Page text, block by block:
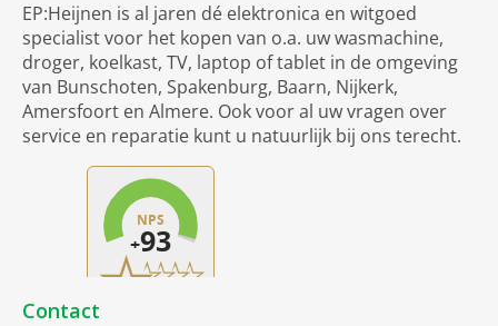
EP:Heijnen is al jaren dé elektronica en witgoed
specialist voor het kopen van o.a. uw wasmachine,
droger, koelkast, TV, laptop of tablet in de omgeving
van Bunschoten, Spakenburg, Baarn, Nijkerk,
Amersfoort en Almere. Ook voor al uw vragen over
service en reparatie kunt u natuurlijk bij ons terecht.
Contact